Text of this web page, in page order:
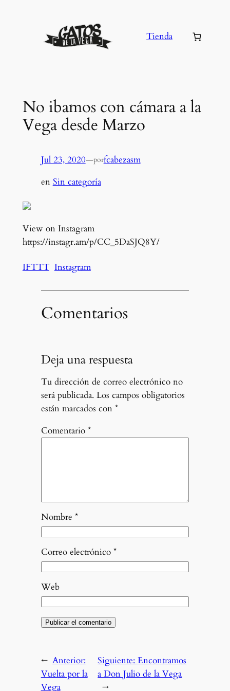
Tienda
No ibamos con cámara a la
Vega desde Marzo
Jul 23, 2020—porfcabezasm
en Sin categoría
View on Instagram
https://instagr.am/p/CC_5DaSJQ8Y/
IFTTT Instagram
Comentarios
Deja una respuesta
Tu dirección de correo electrónico no
será publicada. Los campos obligatorios
están marcados con *
Comentario *
Nombre *
Correo electrónico *
Web
← Anterior:
Vuelta por la
Vega
Siguiente:Encontramos
a Don Julio de la Vega
→